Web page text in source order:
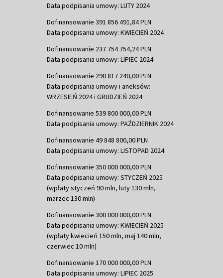
Data podpisania umowy: LUTY 2024
Dofinansowanie 391 856 491,84 PLN
Data podpisania umowy: KWIECIEŃ 2024
Dofinansowanie 237 754 754,24 PLN
Data podpisania umowy: LIPIEC 2024
Dofinansowanie 290 817 240,00 PLN
Data podpisania umowy i aneksów:
WRZESIEŃ 2024 i GRUDZIEŃ 2024
Dofinansowanie 539 800 000,00 PLN
Data podpisania umowy: PAŹDZIERNIK 2024
Dofinansowanie 49 848 800,00 PLN
Data podpisania umowy: LISTOPAD 2024
Dofinansowanie 350 000 000,00 PLN
Data podpisania umowy: STYCZEŃ 2025
(wpłaty styczeń 90 mln, luty 130 mln,
marzec 130 mln)
Dofinansowanie 300 000 000,00 PLN
Data podpisania umowy: KWIECIEŃ 2025
(wpłaty kwiecień 150 mln, maj 140 mln,
czerwiec 10 mln)
Dofinansowanie 170 000 000,00 PLN
Data podpisania umowy: LIPIEC 2025